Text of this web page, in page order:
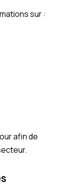
sur :
afin de